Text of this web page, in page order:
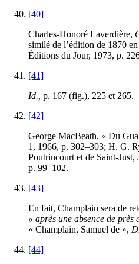
[40]
Charles-Honoré Laverdière,
similé de l’édition de 1870
Éditions du Jour, 1973, p.
[41]
Id., p. 167 (fig.), 225 et 265.
[42]
George MacBeath, « Du
1, 1966, p. 302–303; H. G.
Poutrincourt et de Saint-Just,
p. 99–102.
[43]
En fait, Champlain sera de
« après une absence de près
« Champlain, Samuel de »,
[44]